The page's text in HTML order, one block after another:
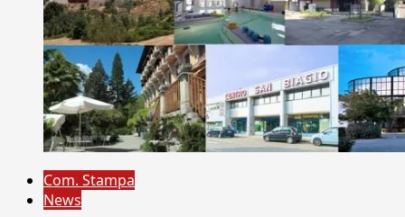
Com. Stampa
News